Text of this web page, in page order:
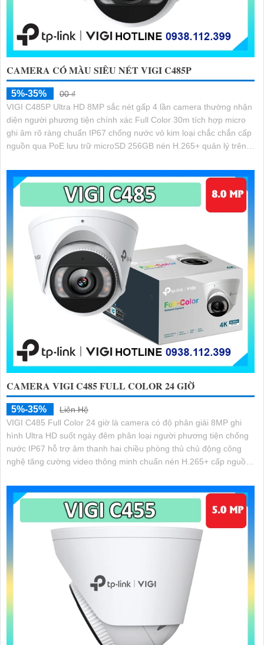
CAMERA CÓ MÀU SIÊU NÉT VIGI C485P
5%-35%
00 ₫
VIGI C485P Ultra HD 8MP sắc nét gấp 4 lần camera thường nhận
diện người phương tiện chính xác Full Color 30m tích hợp micro
ghi âm rõ ràng chuẩn IP67 chống nước vỏ kim loại chắc chắn cấp
nguồn qua PoE lưu trữ microSD 256GB nén H.265+ quản lý trên
CAMERA VIGI C485 FULL COLOR 24 GIỜ
5%-35%
Liên Hệ
VIGI C485 Full Color 24 giờ là camera có độ phân giải 8MP ghi
hình Ultra HD suốt ngày đêm phân loại người phương tiện chống
nước IP67 hỗ trợ âm thanh hai chiều phòng thủ chủ động công
nghệ tăng cường video thông minh chuẩn nén H.265+ cấp nguồn